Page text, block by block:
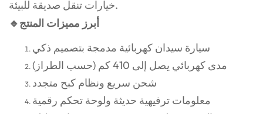
خيارات تنقل صديقة للبيئة.
🔹أبرز مميزات المنتج
سيارة سيدان كهربائية مدمجة بتصميم ذكي
مدى كهربائي يصل إلى 410 كم (حسب الطراز)
شحن سريع ونظام كبح متجدد
معلومات ترفيهية حديثة ولوحة تحكم رقمية